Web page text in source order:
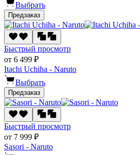
Выбрать
Предзаказ
Быстрый просмотр
от 6 499 ₽
Itachi Uchiha - Naruto
Выбрать
Предзаказ
Быстрый просмотр
от 7 999 ₽
Sasori - Naruto